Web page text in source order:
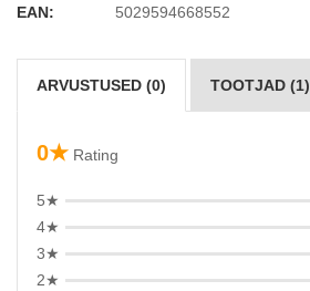
EAN:
5029594668552
ARVUSTUSED (0) TOOTJAD (1)
0★ Rating
5★
4★
3★
2★